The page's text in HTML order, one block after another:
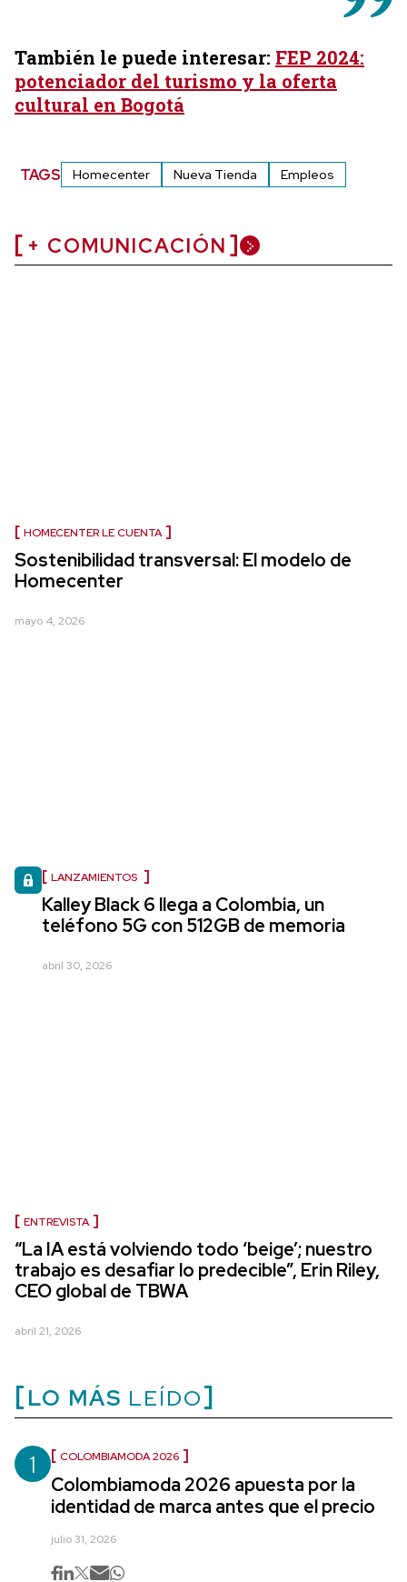
También le puede interesar: FEP 2024:
potenciador del turismo y la oferta
cultural en Bogotá
TAGS Homecenter Nueva Tienda Empleos
+ COMUNICACIÓN
HOMECENTER LE CUENTA
Sostenibilidad transversal: El modelo de
Homecenter
mayo 4, 2026
LANZAMIENTOS
Kalley Black 6 llega a Colombia, un
teléfono 5G con 512GB de memoria
abril 30, 2026
ENTREVISTA
“La IA está volviendo todo ‘beige’; nuestro
trabajo es desafiar lo predecible”, Erin Riley,
CEO global de TBWA
abril 21, 2026
LO MÁS LEÍDO
1 COLOMBIAMODA 2026
Colombiamoda 2026 apuesta por la
identidad de marca antes que el precio
julio 31, 2026